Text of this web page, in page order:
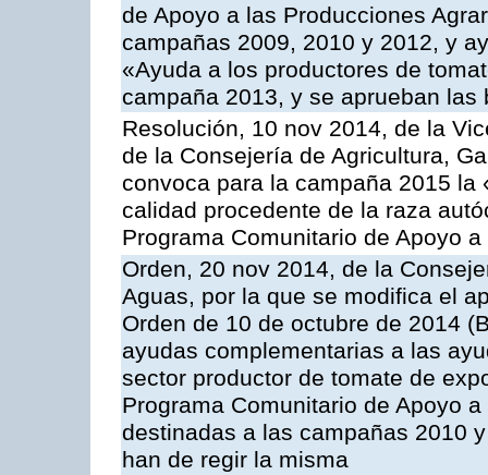
de Apoyo a las Producciones
campañas 2009, 2010 y 2012, y
«Ayuda a los productores de
campaña 2013, y se aprueban
Resolución, 10 nov 2014, de la
de la Consejería de Agricultura,
convoca para la campaña 2015
calidad procedente de la raza
Programa Comunitario de Apoyo
Orden, 20 nov 2014, de la
Aguas, por la que se modifica el
Orden de 10 de octubre de 2014
ayudas complementarias a las
sector productor de tomate de
Programa Comunitario de Apoyo
destinadas a las campañas 2010
han de regir la misma